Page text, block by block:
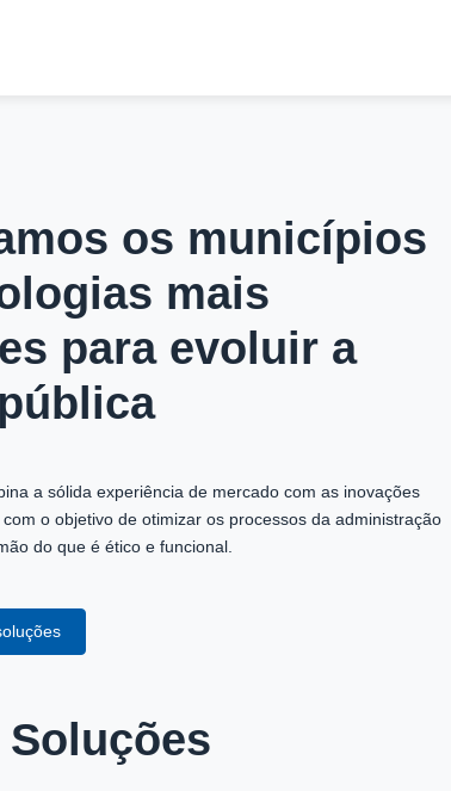
os municípios
mais
para evoluir a
a sólida experiência de mercado com as inovações
o objetivo de otimizar os processos da administração
do que é ético e funcional.